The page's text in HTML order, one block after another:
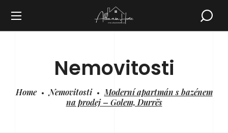
Nemovitosti
Home Nemovitosti
Moderní apartmán s bazénem
na prodej – Golem, Durrës